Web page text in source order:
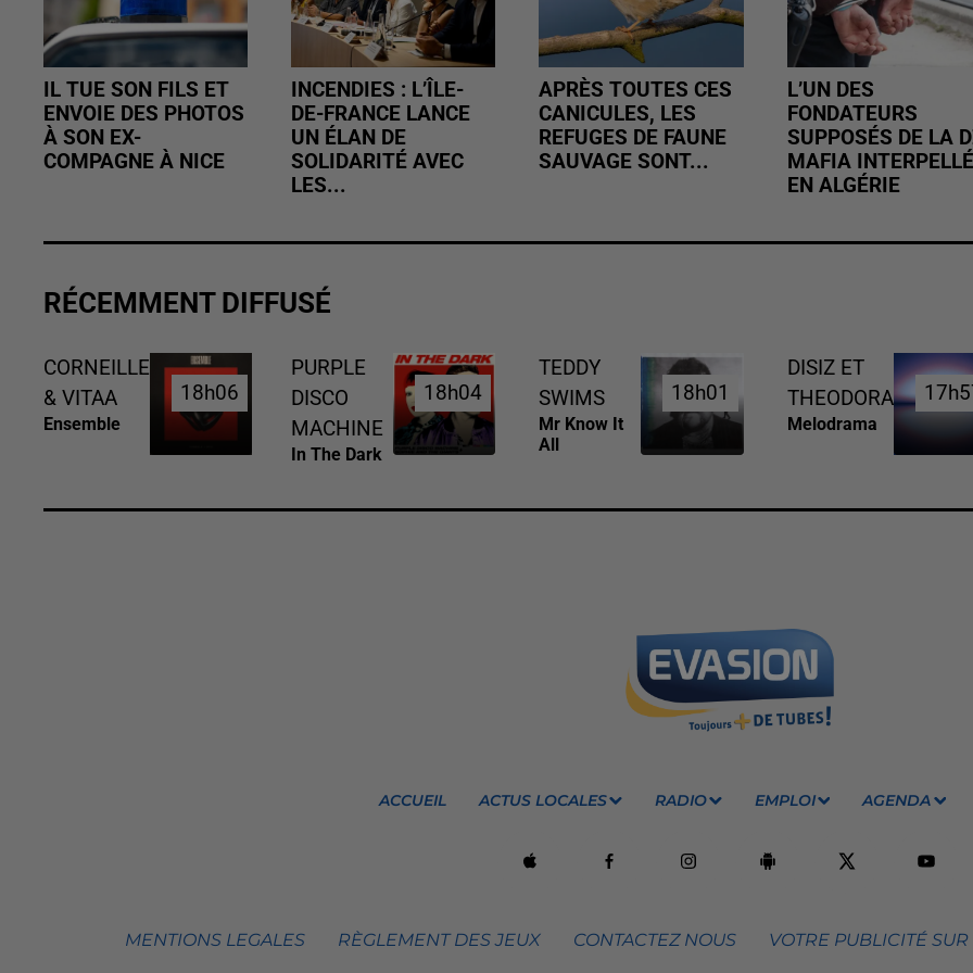
IL TUE SON FILS ET
ENVOIE DES PHOTOS
À SON EX-
COMPAGNE À NICE
INCENDIES : L’ÎLE-
DE-FRANCE LANCE
UN ÉLAN DE
SOLIDARITÉ AVEC
LES...
APRÈS TOUTES CES
CANICULES, LES
REFUGES DE FAUNE
SAUVAGE SONT...
L’UN DES
FONDATEURS
SUPPOSÉS DE LA
MAFIA INTERPELLÉ
EN ALGÉRIE
RÉCEMMENT DIFFUSÉ
CORNEILLE
& VITAA
Ensemble
18h06
18h06
PURPLE
DISCO
MACHINE
In The Dark
18h04
18h04
TEDDY
SWIMS
Mr Know It
All
18h01
18h01
DISIZ ET
THEODORA
Melodrama
ACCUEIL ACTUS LOCALES RADIO EMPLOI AGENDA
MENTIONS LEGALES RÈGLEMENT DES JEUX CONTACTEZ NOUS VOTRE PUBLICITÉ